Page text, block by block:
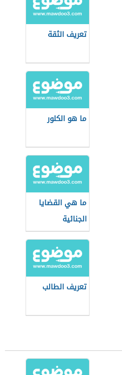
تعريف الثقة
ما هو الكلور
ما هي القضايا
الجنائية
تعريف الطالب